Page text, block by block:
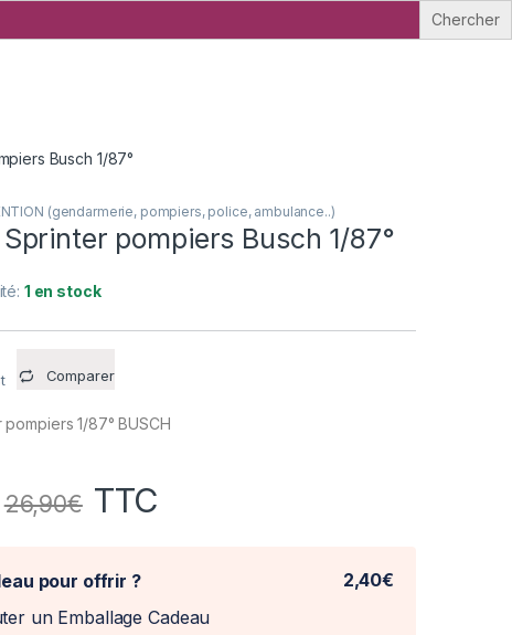
Busch 1/87°
(gendarmerie, pompiers, police, ambulance..)
pompiers Busch 1/87°
1 en stock
Comparer
1/87° BUSCH
26,90€ TTC
pour offrir ?
un Emballage Cadeau
2,40€